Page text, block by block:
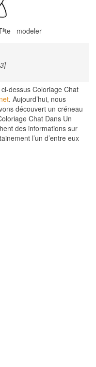
modeler
dessus Coloriage Chat
. Aujourd’hui, nous
découvert un créneau
Chat Dans Un
des informations sur
l’un d’entre eux